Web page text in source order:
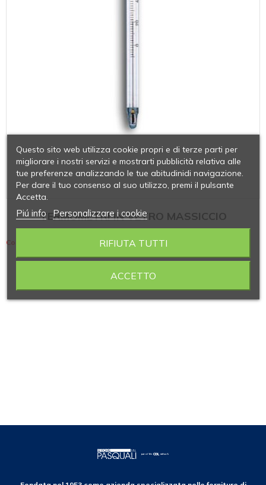
TERMOMETRI IN VETRO MASSICCIO
Contiene 6 articoli
Questo sito web utilizza cookie propri e di terze parti per
migliorare i nostri servizi e mostrarti pubblicità relativa alle
tue preferenze analizzando le tue abitudinidi navigazione.
Per dare il tuo consenso al suo utilizzo, premi il pulsante
Accetta.
Piú info Personalizzare i cookie
RIFIUTA TUTTI
ACCETTO